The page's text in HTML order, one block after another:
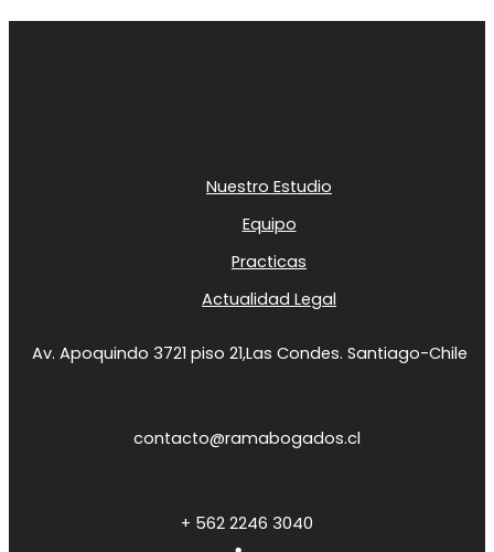
Nuestro Estudio
Equipo
Practicas
Actualidad Legal
Av. Apoquindo 3721 piso 21,Las Condes. Santiago-Chile
contacto@ramabogados.cl
+ 562 2246 3040